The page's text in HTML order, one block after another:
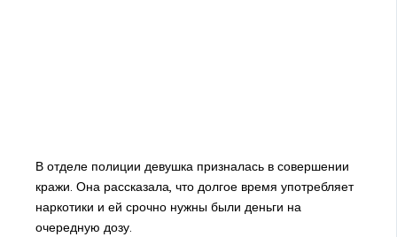
В отделе полиции девушка призналась в совершении
кражи. Она рассказала, что долгое время употребляет
наркотики и ей срочно нужны были деньги на
очередную дозу.